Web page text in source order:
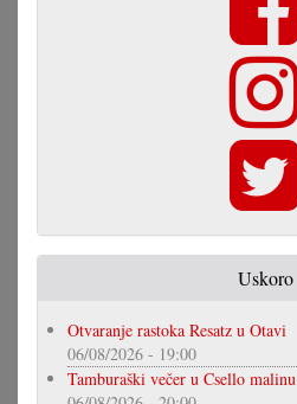
Uskoro
Otvaranje rastoka Resatz u Otavi
06/08/2026 - 19:00
Tamburaški večer u Csello malinu